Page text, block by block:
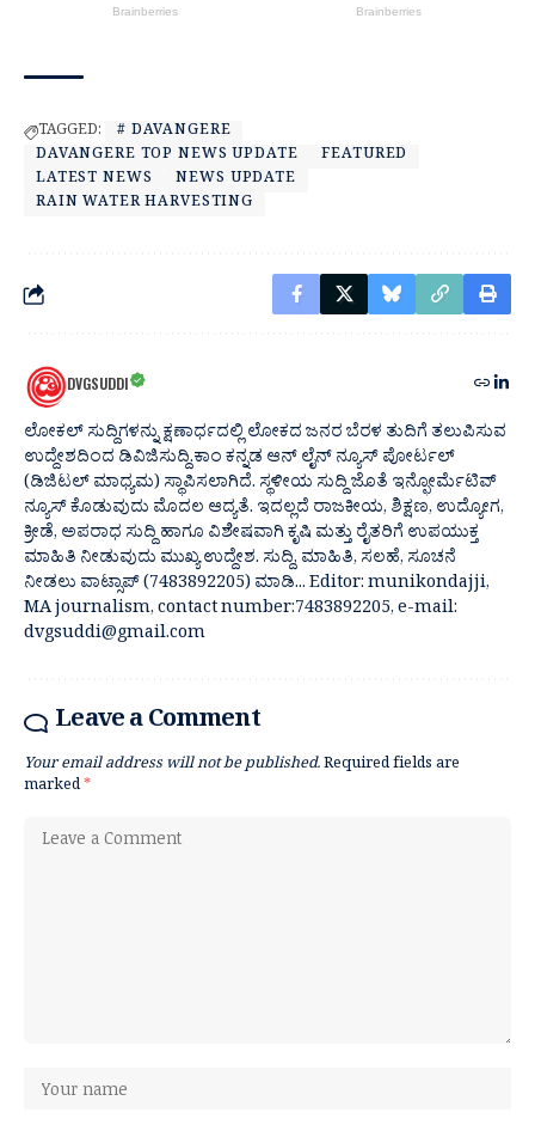
TAGGED:
# DAVANGERE
DAVANGERE TOP NEWS UPDATE
FEATURED
LATEST NEWS
NEWS UPDATE
RAIN WATER HARVESTING
DVGSUDDI
ಲೋಕಲ್ ಸುದ್ದಿಗಳನ್ನು ಕ್ಷಣಾರ್ಧದಲ್ಲಿ ಲೋಕದ ಜನರ ಬೆರಳ ತುದಿಗೆ ತಲುಪಿಸುವ
ಉದ್ದೇಶದಿಂದ ಡಿವಿಜಿಸುದ್ದಿ.ಕಾಂ ಕನ್ನಡ ಆನ್ ಲೈನ್ ನ್ಯೂಸ್ ಪೋರ್ಟಲ್
(ಡಿಜಿಟಲ್ ಮಾಧ್ಯಮ) ಸ್ಥಾಪಿಸಲಾಗಿದೆ. ಸ್ಥಳೀಯ ಸುದ್ದಿ ಜೊತೆ ಇನ್ಫೋರ್ಮೆಟಿವ್
ನ್ಯೂಸ್ ಕೊಡುವುದು ಮೊದಲ ಆದ್ಯತೆ. ಇದಲ್ಲದೆ ರಾಜಕೀಯ, ಶಿಕ್ಷಣ, ಉದ್ಯೋಗ,
ಕ್ರೀಡೆ, ಅಪರಾಧ ಸುದ್ದಿ ಹಾಗೂ ವಿಶೇಷವಾಗಿ ಕೃಷಿ ಮತ್ತು ರೈತರಿಗೆ ಉಪಯುಕ್ತ
ಮಾಹಿತಿ ನೀಡುವುದು ಮುಖ್ಯ ಉದ್ದೇಶ. ಸುದ್ದಿ, ಮಾಹಿತಿ, ಸಲಹೆ, ಸೂಚನೆ
ನೀಡಲು ವಾಟ್ಸಾಪ್ (7483892205) ಮಾಡಿ... Editor: munikondajji,
MA journalism, contact number:7483892205, e-mail:
dvgsuddi@gmail.com
Leave a Comment
Your email address will not be published.Required fields are
marked*